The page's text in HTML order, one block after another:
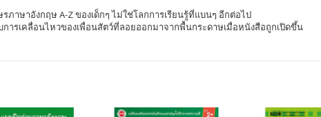
ภาษาอังกฤษ A-Z ของเด็กๆ ไม่ใช่โลกการเรียนรู้ที่แบนๆ อีกต่อไป
ารเคลื่อนไหวของเพื่อนสัตว์ที่ลอยออกมาจากพื้นกระดาษเมื่อหนังสือถูกเปิดขึ้น